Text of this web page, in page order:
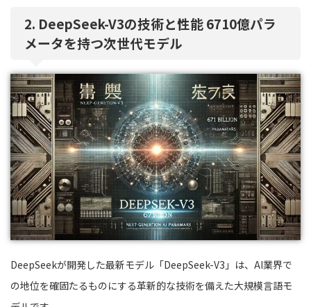
2. DeepSeek-V3の技術と性能 6710億パラ
メータを持つ次世代モデル
DeepSeekが開発した最新モデル「DeepSeek-V3」は、AI業界で
の地位を確固たるものにする革新的な技術を備えた大規模言語モ